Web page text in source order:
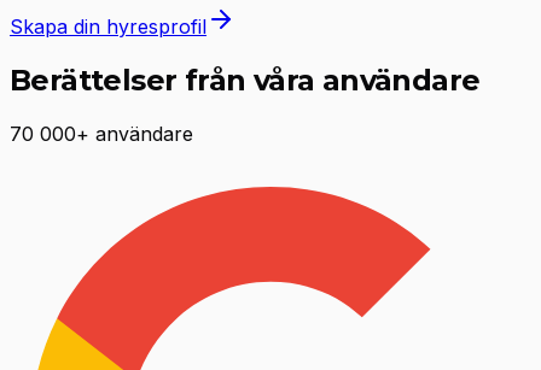
Skapa din hyresprofil
Berättelser från våra användare
70 000+ användare